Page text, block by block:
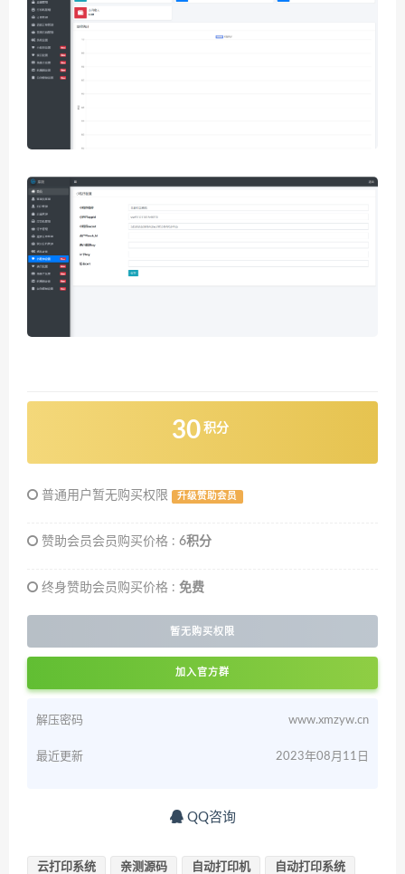
30 积分
普通用户暂无购买权限 升级赞助会员
赞助会员会员购买价格 : 6积分
终身赞助会员购买价格 : 免费
暂无购买权限
加入官方群
解压密码 www.xmzyw.cn
最近更新 2023年08月11日
QQ咨询
云打印系统 亲测源码 自动打印机 自动打印系统